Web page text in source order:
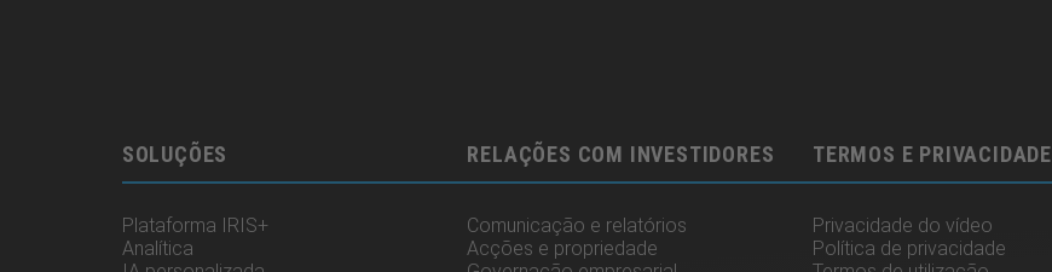
SOLUÇÕES
Plataforma IRIS+
Analítica
RELAÇÕES COM INVESTIDORES
Comunicação e relatórios
Acções e propriedade
TERMOS E PRIVACIDADE
Privacidade do vídeo
Política de privacidade